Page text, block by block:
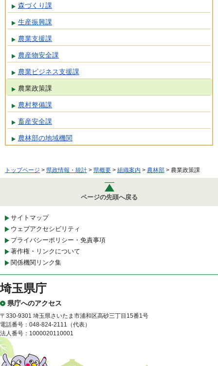
森づくり課
生産振興課
農業支援課
農産物安全課
農業ビジネス支援課
農業政策課
農村整備課
畜産安全課
農林部の地域機関
トップページ > 県政情報・統計 > 県概要 > 組織案内 > 農林部 > 農業政策課
ページの先頭へ戻る
サイトマップ
ウェブアクセシビリティ
プライバシーポリシー・免責事項
著作権・リンクについて
関係機関リンク集
埼玉県庁
県庁へのアクセス
〒330-9301 埼玉県さいたま市浦和区高砂三丁目15番1号
電話番号：048-824-2111（代表）
法人番号：1000020110001